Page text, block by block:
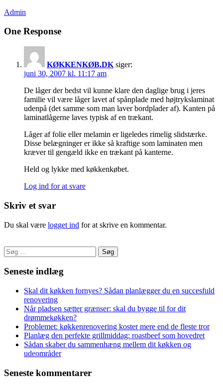
Admin
One Response
KØKKENKØB.DK siger:
juni 30, 2007 kl. 11:17 am
De låger der bedst vil kunne klare den daglige brug i jeres
familie vil være låger lavet af spånplade med højtrykslaminat
udenpå (det samme som man laver bordplader af). Kanten på
laminatlågerne laves typisk af en trækant.
Låger af folie eller melamin er ligeledes rimelig slidstærke.
Disse belægninger er ikke så kraftige som laminaten men
kræver til gengæld ikke en trækant på kanterne.
Held og lykke med køkkenkøbet.
Log ind for at svare
Skriv et svar
Du skal være logget ind for at skrive en kommentar.
Søg
efter:
Seneste indlæg
Skal dit køkken fornyes? Sådan planlægger du en succesfuld
renovering
Når pladsen sætter grænser: skal du bygge til for dit
drømmekøkken?
Problemet: køkkenrenovering koster mere end de fleste tror
Planlæg den perfekte grillmiddag: roastbeef som hovedret
Sådan skaber du sammenhæng mellem dit køkken og
udeområder
Seneste kommentarer